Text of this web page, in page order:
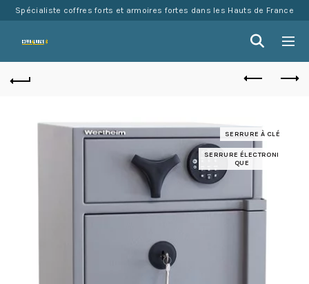
Spécialiste coffres forts et armoires fortes dans les Hauts de France
SERRURE À CLÉ
SERRURE ÉLECTRONI
QUE